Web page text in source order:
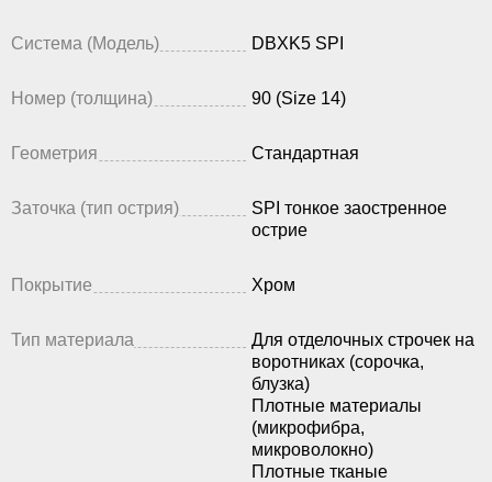
Система (Модель) DBXK5 SPI
Номер (толщина) 90 (Size 14)
Геометрия Стандартная
Заточка (тип острия)
SPI тонкое заостренное
острие
Покрытие Хром
Тип материала
Для отделочных строчек на
воротниках (сорочка,
блузка)
Плотные материалы
(микрофибра,
микроволокно)
Плотные тканые